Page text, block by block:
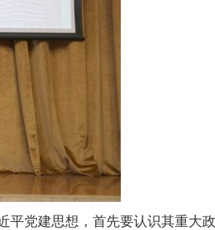
平党建思想，首先要认识其重大